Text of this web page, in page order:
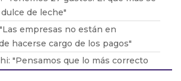
de leche"
empresas no están en
hacerse cargo de los pagos"
"Pensamos que lo más correcto